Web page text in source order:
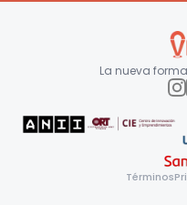
La nueva
Términos